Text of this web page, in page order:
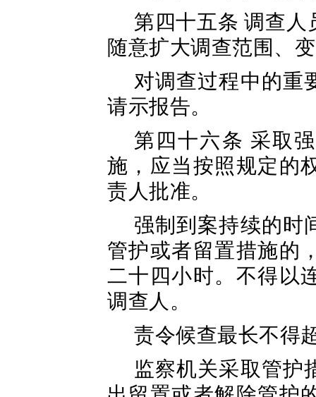
第四十五条 调查
随意扩大调查范围、
对调查过程中的重
请示报告。
第四十六条 采取
施，应当按照规定的
责人批准。
强制到案持续的时
管护或者留置措施的
二十四小时。不得以
调查人。
责令候查最长不得
监察机关采取管护